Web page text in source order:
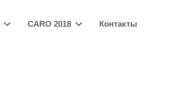
CARO 2018 Контакты